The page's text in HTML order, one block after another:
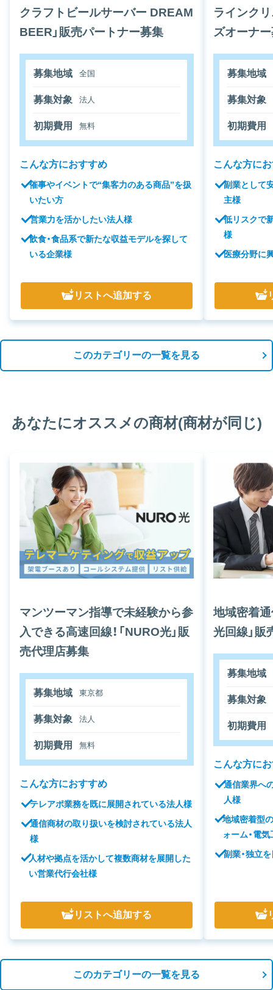
クラフトビールサーバー DREAM
BEER」販売パートナー募集
募集地域 全国
募集対象 法人
初期費用 無料
こんな方におすすめ
催事やイベントで“集客力のある商品”を扱
いたい方
営業力を活かしたい法人様
飲食・食品系で新たな収益モデルを探して
いる企業様
リストへ追加する
ラインク
ズオーナ
募集地域
募集対象
初期費用
こんな方に
副業として
主様
低リスクで
様
医療分野に
このカテゴリーの一覧を見る
あなたにオススメの商材(商材が同じ)
マンツーマン指導で未経験から参
入できる高速回線！「NURO光」販
売代理店募集
募集地域 東京都
募集対象 法人
初期費用 無料
こんな方におすすめ
テレアポ業務を既に展開されている法人様
通信商材の取り扱いを検討されている法人
様
人材や拠点を活かして複数商材を展開した
い営業代行会社様
リストへ追加する
地域密着通
光回線」販
募集地域
募集対象
初期費用
こんな方に
通信業界へ
人様
地域密着型
ォーム・電
副業・独立
このカテゴリーの一覧を見る